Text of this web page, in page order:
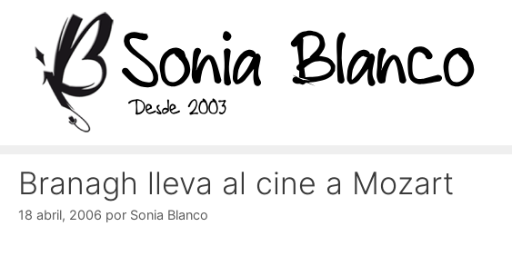
contenido
Branagh lleva al cine a Mozart
18 abril, 2006 por Sonia Blanco